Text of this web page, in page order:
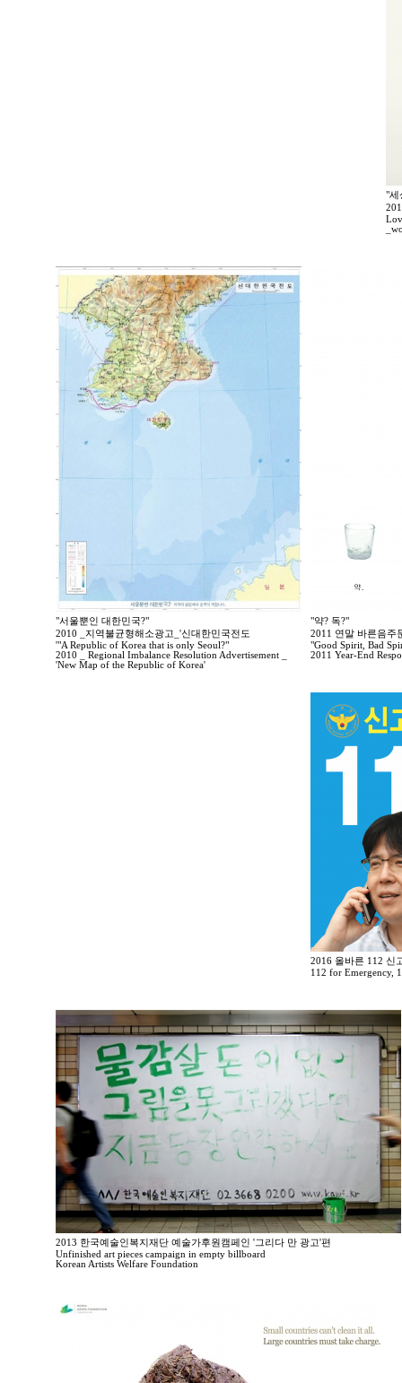
"세
"서울뿐인 대한민국?"
2010 _지역불균형해소광고_'신대한민국전도
'"A Republic of Korea that is only Seoul?"
2010 _ Regional Imbalance Resolution Advertisement _
'New Map of the Republic of Korea'
"약? 독?"
2011 연말 바른음주
"Good Spirit, Bad
2011 Year-End
2016 올바른 112 신
112 for Emergency,
2013 한국예술인복지재단 예술가후원캠페인 '그리다 만 광고'편
Unfinished art pieces campaign in empty billboard
Korean Artists Welfare Foundation